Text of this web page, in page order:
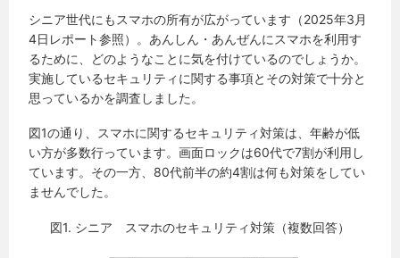
シニア世代にもスマホの所有が広がっています（2025年3月
4日レポート参照）。あんしん・あんぜんにスマホを利用す
るために、どのようなことに気を付けているのでしょうか。
実施しているセキュリティに関する事項とその対策で十分と
思っているかを調査しました。
図1の通り、スマホに関するセキュリティ対策は、年齢が低
い方が多数行っています。画面ロックは60代で7割が利用し
ています。その一方、80代前半の約4割は何も対策をしてい
ませんでした。
図1. シニア スマホのセキュリティ対策（複数回答）